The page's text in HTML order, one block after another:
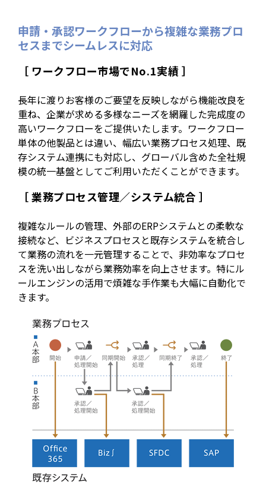
申請・承認ワークフローから複雑な業務プロ
セスまでシームレスに対応
［ ワークフロー市場でNo.1実績 ］
長年に渡りお客様のご要望を反映しながら機能改良を
重ね、企業が求める多様なニーズを網羅した完成度の
高いワークフローをご提供いたします。ワークフロー
単体の他製品とは違い、幅広い業務プロセス処理、既
存システム連携にも対応し、グローバル含めた全社規
模の統一基盤としてご利用いただくことができます。
［ 業務プロセス管理／システム統合 ］
複雑なルールの管理、外部のERPシステムとの柔軟な
接続など、ビジネスプロセスと既存システムを統合し
て業務の流れを一元管理することで、非効率なプロセ
スを洗い出しながら業務効率を向上させます。特にル
ールエンジンの活用で煩雑な手作業も大幅に自動化で
きます。